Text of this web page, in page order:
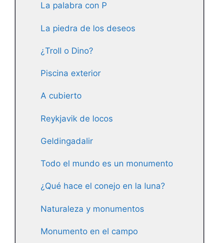
La palabra con P
La piedra de los deseos
¿Troll o Dino?
Piscina exterior
A cubierto
Reykjavik de locos
Geldingadalir
Todo el mundo es un monumento
¿Qué hace el conejo en la luna?
Naturaleza y monumentos
Monumento en el campo